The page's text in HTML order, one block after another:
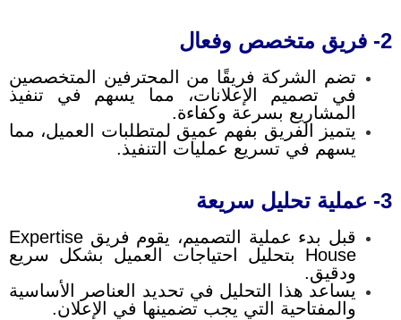
2- فريق متخصص وفعال
تضم الشركة فريقًا من المحترفين المتخصصين
في تصميم الإعلانات، مما يسهم في تنفيذ
المشاريع بسرعة وكفاءة.
يتميز الفريق بفهم عميق لمتطلبات العميل، مما
يسهم في تسريع عمليات التنفيذ.
3- عملية تحليل سريعة
قبل بدء عملية التصميم، يقوم فريق Expertise
House بتحليل احتياجات العميل بشكل سريع
ودقيق.
يساعد هذا التحليل في تحديد العناصر الأساسية
والمفتاحية التي يجب تضمينها في الإعلان.